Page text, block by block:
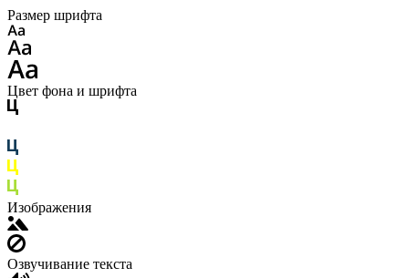
Размер шрифта
Цвет фона и шрифта
Изображения
Озвучивание текста